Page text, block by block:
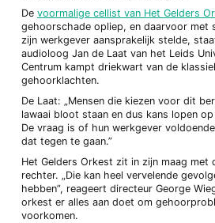
De voormalige cellist van Het Gelders
gehoorschade opliep, en daarvoor met
zijn werkgever aansprakelijk stelde,
audioloog Jan de Laat van het Leids
Centrum kampt driekwart van de
gehoorklachten.
De Laat: „Mensen die kiezen voor dit
lawaai bloot staan en dus kans lopen
De vraag is of hun werkgever
dat tegen te gaan.”
Het Gelders Orkest zit in zijn maag met
rechter. „Die kan heel vervelende
hebben”, reageert directeur George
orkest er alles aan doet om
voorkomen.